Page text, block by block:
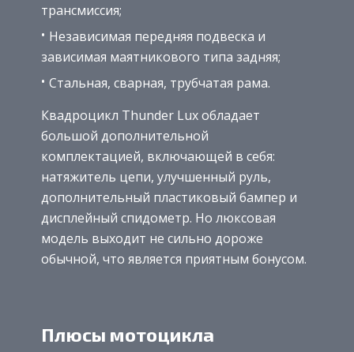
трансмиссия;
Независимая передняя подвеска и
зависимая маятникового типа задняя;
Стальная, сварная, трубчатая рама.
Квадроцикл Thunder Lux обладает
большой дополнительной
комплектацией, включающей в себя:
натяжитель цепи, улучшенный руль,
дополнительный пластиковый бампер и
дисплейный спидометр. Но люксовая
модель выходит не сильно дороже
обычной, что является приятным бонусом.
Плюсы мотоцикла